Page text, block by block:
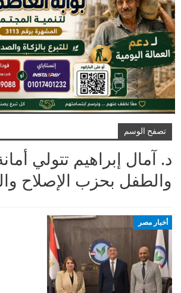
تصفح الوسم
د. آمال إبراهيم تتولي
والطفل بحزب الإصلاح
أخبار مصر